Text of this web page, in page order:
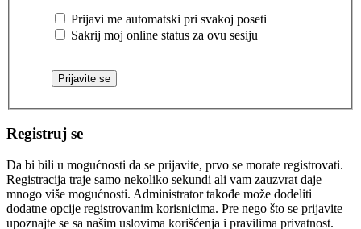
Prijavi me automatski pri svakoj poseti
Sakrij moj online status za ovu sesiju
Registruj se
Da bi bili u mogućnosti da se prijavite, prvo se morate registrovati.
Registracija traje samo nekoliko sekundi ali vam zauzvrat daje
mnogo više mogućnosti. Administrator takođe može dodeliti
dodatne opcije registrovanim korisnicima. Pre nego što se prijavite
upoznajte se sa našim uslovima korišćenja i pravilima privatnost.